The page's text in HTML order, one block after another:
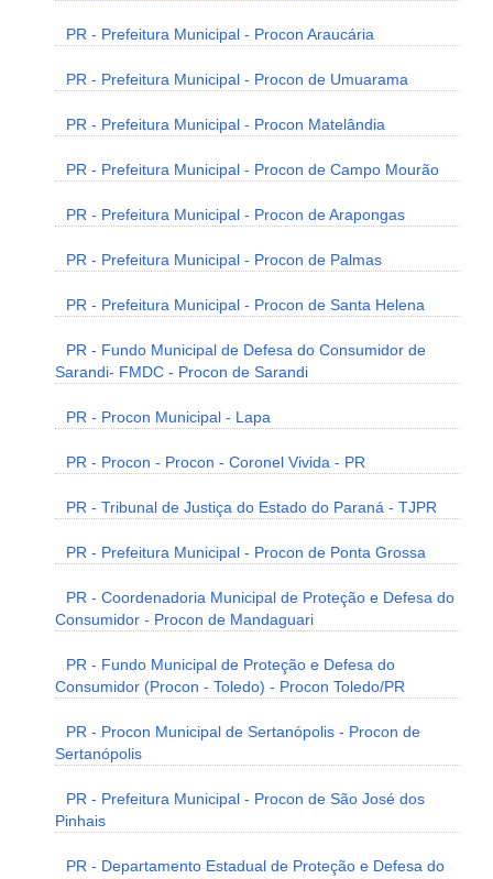
PR - Prefeitura Municipal - Procon Araucária
PR - Prefeitura Municipal - Procon de Umuarama
PR - Prefeitura Municipal - Procon Matelândia
PR - Prefeitura Municipal - Procon de Campo Mourão
PR - Prefeitura Municipal - Procon de Arapongas
PR - Prefeitura Municipal - Procon de Palmas
PR - Prefeitura Municipal - Procon de Santa Helena
PR - Fundo Municipal de Defesa do Consumidor de
Sarandi- FMDC - Procon de Sarandi
PR - Procon Municipal - Lapa
PR - Procon - Procon - Coronel Vivida - PR
PR - Tribunal de Justiça do Estado do Paraná - TJPR
PR - Prefeitura Municipal - Procon de Ponta Grossa
PR - Coordenadoria Municipal de Proteção e Defesa do
Consumidor - Procon de Mandaguari
PR - Fundo Municipal de Proteção e Defesa do
Consumidor (Procon - Toledo) - Procon Toledo/PR
PR - Procon Municipal de Sertanópolis - Procon de
Sertanópolis
PR - Prefeitura Municipal - Procon de São José dos
Pinhais
PR - Departamento Estadual de Proteção e Defesa do